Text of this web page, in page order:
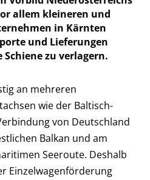
allem kleineren und
in Kärnten
und Lieferungen
zu verlagern.
an mehreren
wie der Baltisch-
von Deutschland
Balkan und am
Seeroute. Deshalb
Einzelwagenförderung